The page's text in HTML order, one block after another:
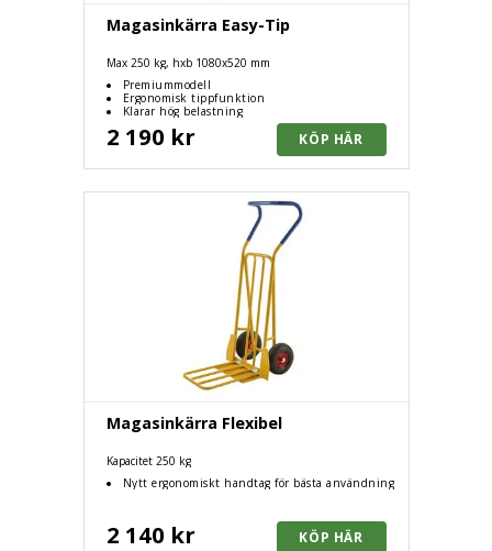
Magasinkärra Easy-Tip
Max 250 kg, hxb 1080x520 mm
Premiummodell
Ergonomisk tippfunktion
Klarar hög belastning
2 190 kr
Magasinkärra Flexibel
Kapacitet 250 kg
Nytt ergonomiskt handtag för bästa användning
2 140 kr